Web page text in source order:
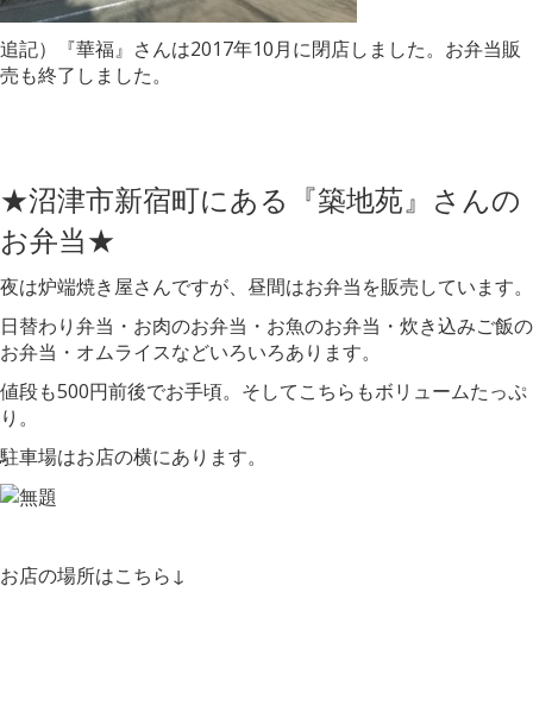
追記）『華福』さんは2017年10月に閉店しました。お弁当販
売も終了しました。
★沼津市新宿町にある『築地苑』さんの
お弁当★
夜は炉端焼き屋さんですが、昼間はお弁当を販売しています。
日替わり弁当・お肉のお弁当・お魚のお弁当・炊き込みご飯の
お弁当・オムライスなどいろいろあります。
値段も500円前後でお手頃。そしてこちらもボリュームたっぷ
り。
駐車場はお店の横にあります。
お店の場所はこちら↓